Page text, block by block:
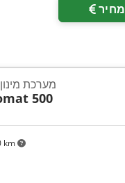
km
מערכת
500